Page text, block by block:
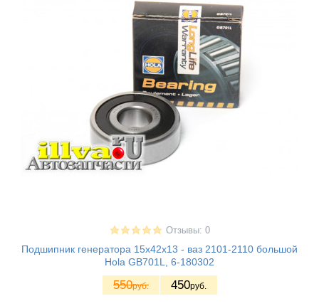
Отзывы: 0
Подшипник генератора 15х42х13 - ваз 2101-2110 большой
Hola GB701L, 6-180302
550руб. 450руб.